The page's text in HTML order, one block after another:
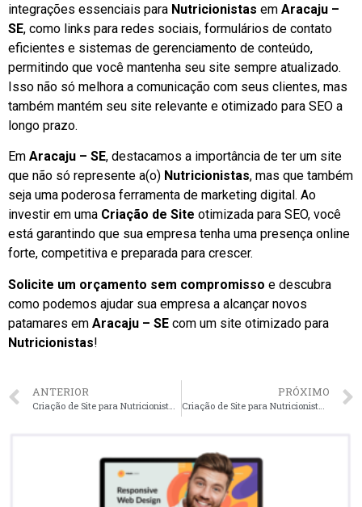
integrações essenciais para Nutricionistas em Aracaju –
SE, como links para redes sociais, formulários de contato
eficientes e sistemas de gerenciamento de conteúdo,
permitindo que você mantenha seu site sempre atualizado.
Isso não só melhora a comunicação com seus clientes, mas
também mantém seu site relevante e otimizado para SEO a
longo prazo.
Em Aracaju – SE, destacamos a importância de ter um site
que não só represente a(o) Nutricionistas, mas que também
seja uma poderosa ferramenta de marketing digital. Ao
investir em uma Criação de Site otimizada para SEO, você
está garantindo que sua empresa tenha uma presença online
forte, competitiva e preparada para crescer.
Solicite um orçamento sem compromisso e descubra
como podemos ajudar sua empresa a alcançar novos
patamares em Aracaju – SE com um site otimizado para
Nutricionistas!
ANTERIOR PRÓXIMO
Criação de Site para Nutricionistas em Manaus – AM faça seu orçamento